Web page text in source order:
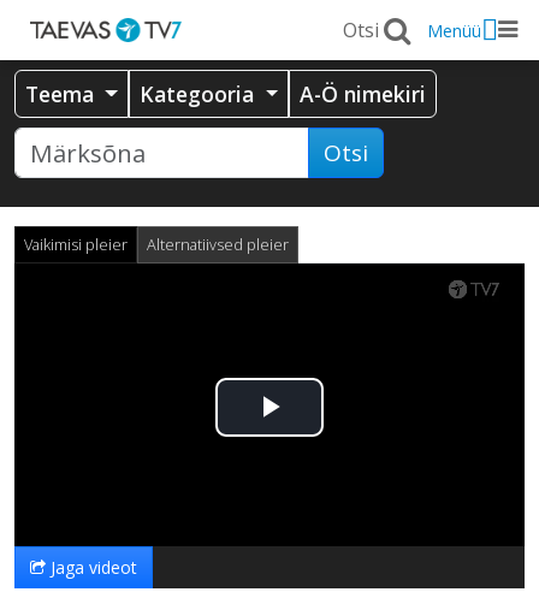
Menüü
Teema Kategooria A-Ö nimekiri
Otsi
Vaikimisi pleier Alternatiivsed pleier
Esita
Jaga videot